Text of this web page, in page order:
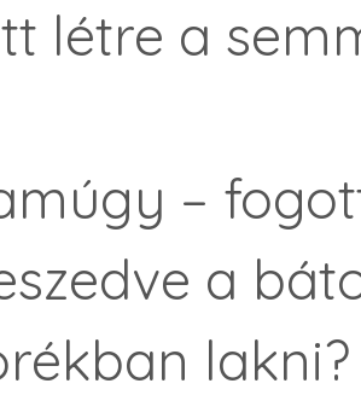
létre a
–
a
lakni?